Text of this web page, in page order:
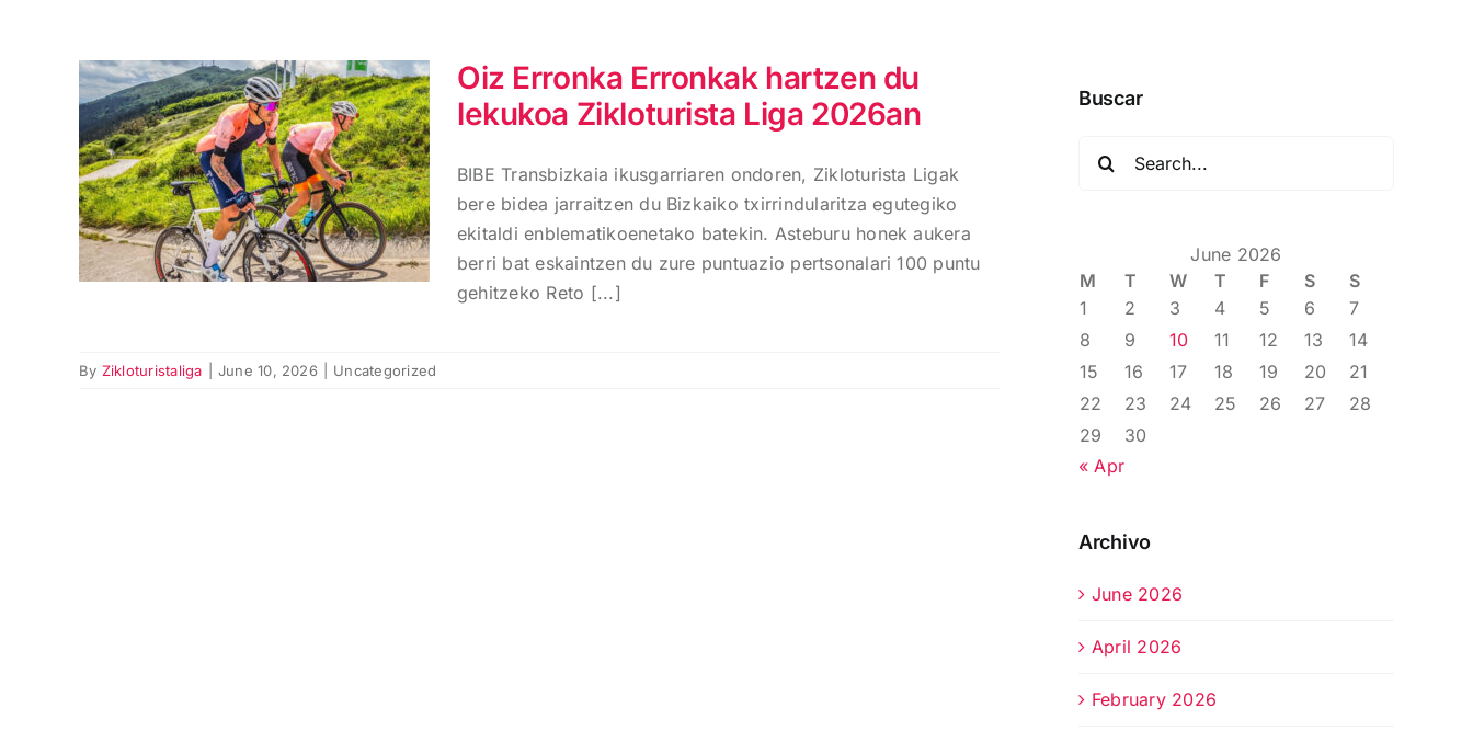
Oiz Erronka Erronkak
hartzen du lekukoa
Zikloturista Liga
2026an
Oiz Erronka Erronkak hartzen du
lekukoa Zikloturista Liga 2026an
BIBE Transbizkaia ikusgarriaren ondoren, Zikloturista Ligak
bere bidea jarraitzen du Bizkaiko txirrindularitza egutegiko
ekitaldi enblematikoenetako batekin. Asteburu honek aukera
berri bat eskaintzen du zure puntuazio pertsonalari 100 puntu
gehitzeko Reto [...]
By Zikloturistaliga June 10, 2026 Uncategorized
Buscar
June 2026
M
T W T F S
S
1
2 3 4 5 6
7
8
9 10 11 12 13
14
15
16 17 18 19 20
21
22
23 24 25 26 27
28
29
30
« Apr
Archivo
June 2026
April 2026
February 2026